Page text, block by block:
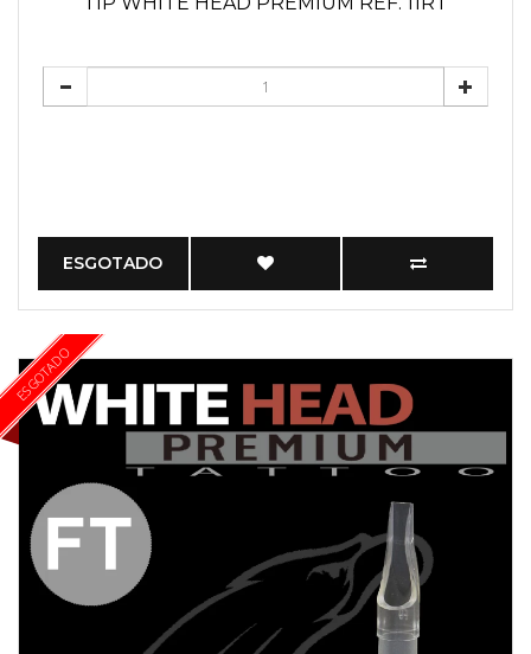
ESGOTADO
ESGOTADO